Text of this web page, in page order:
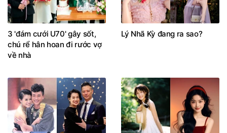
3 'đám cưới U70' gây sốt,
chú rể hân hoan đi rước vợ
về nhà
Lý Nhã Kỳ đang ra sao?